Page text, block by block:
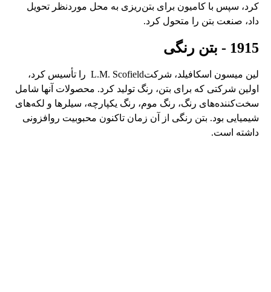
کرد، سپس با کامیون برای بتن‌ریزی به محل موردنظر تحویل
داد، صنعت بتن را متحول کرد.
1915 - بتن رنگی
لین میسون اسکافیلد، شرکتL.M. Scofield را تأسیس کرد،
اولین شرکتی که برای بتن، رنگ تولید کرد. محصولات آنها شامل
سخت‌کننده‌های رنگ، رنگ موم، رنگ یکپارچه، سیلرها و لکه‌های
شیمیایی بود. بتن رنگی از آن زمان تاکنون محبوبیت روافزونی
داشته است.